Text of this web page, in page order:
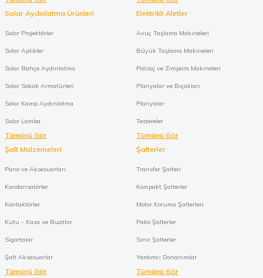
Solar Aydınlatma Ürünleri
Solar Projektörler
Solar Aplikler
Solar Bahçe Aydınlatma
Solar Sokak Armatürleri
Solar Kamp Aydınlatma
Solar Lamba
Tümünü Gör
Elektrikli Aletler
Avuç Taşlama Makineleri
Büyük Taşlama Makineleri
Polisaj ve Zımpara Makineleri
Planyalar ve Bıçakları
Planyalar
Testereler
Tümünü Gör
Şalt Malzemeleri
Pano ve Aksesuarları
Kondansatörler
Kontaktörler
Kutu - Kasa ve Buatlar
Sigortalar
Şalt Aksesuarlar
Tümünü Gör
Şalterler
Transfer Şalteri
Kompakt Şalterler
Motor Koruma Şalterleri
Pako Şalterler
Sınır Şalterler
Yardımcı Donanımlar
Tümünü Gör